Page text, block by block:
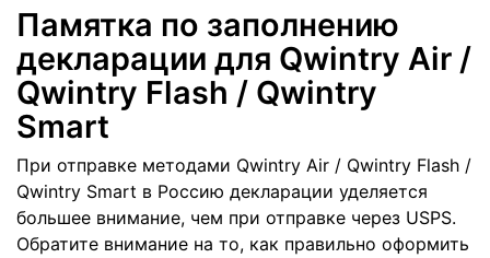
Памятка по заполнению
декларации для Qwintry Air /
Qwintry Flash / Qwintry
Smart
При отправке методами Qwintry Air / Qwintry Flash /
Qwintry Smart в Россию декларации уделяется
большее внимание, чем при отправке через USPS.
Обратите внимание на то, как правильно оформить